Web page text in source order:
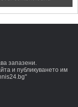
запазени.
и публикуването им